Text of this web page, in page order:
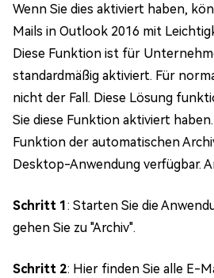
Wenn Sie dies aktiviert haben,
Mails in Outlook 2016 mit
Diese Funktion ist für
standardmäßig aktiviert. Für
nicht der Fall. Diese Lösung
Sie diese Funktion aktiviert
Funktion der automatischen
Desktop-Anwendung verfügbar.
Schritt 1: Starten Sie die
gehen Sie zu "Archiv".
Schritt 2: Hier finden Sie alle E-